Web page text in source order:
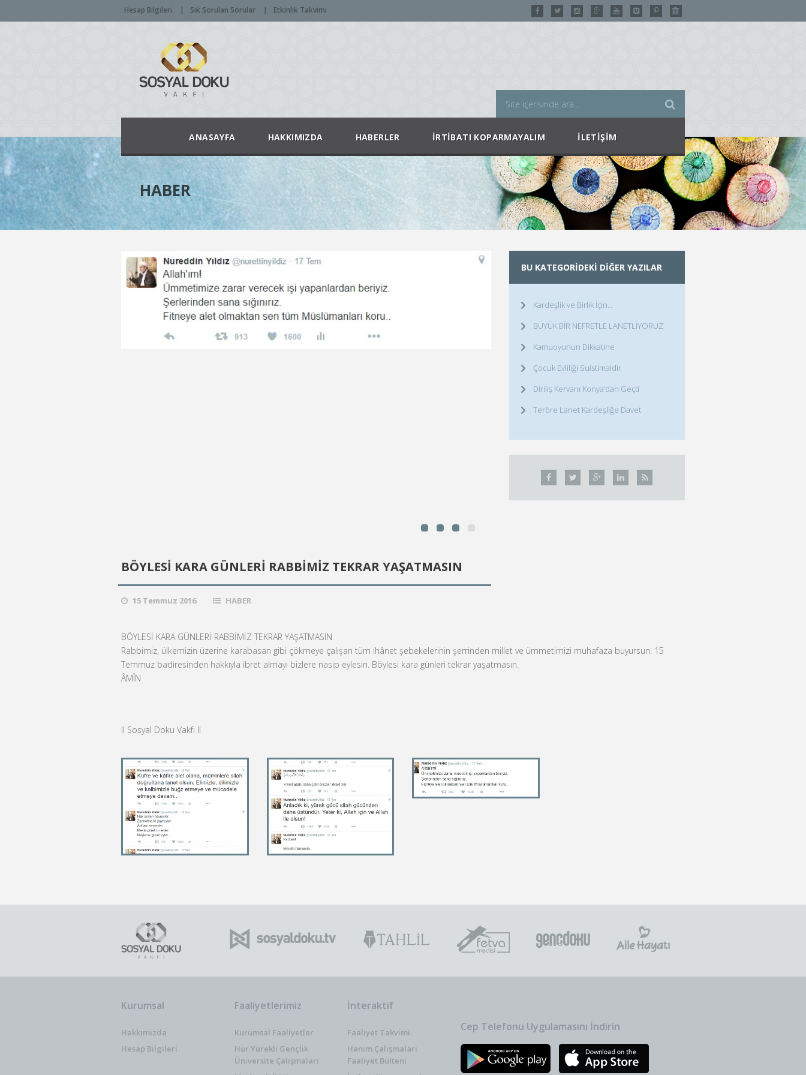
Hesap Bilgileri Sık Sorulan Sorular Etkinlik Takvimi
ANASAYFA HAKKIMIZDA HABERLER İRTIBATI KOPARMAYALIM İLETIŞIM
HABER
BÖYLESİ KARA GÜNLERİ RABBİMİZ TEKRAR YAŞATMASIN
15 Temmuz 2016 HABER
BU KATEGORIDEKI DIĞER YAZILAR
Kardeşlik ve Birlik İçin…
BÜYÜK BİR NEFRETLE LANETLİYORUZ
Kamuoyunun Dikkatine
Çocuk Evliliği Suistimaldir
Diriliş Kervanı Konya’dan Geçti
Teröre Lanet Kardeşliğe Davet
BÖYLESİ KARA GÜNLERİ RABBİMİZ TEKRAR YAŞATMASIN
Rabbimiz, ülkemizin üzerine karabasan gibi çökmeye çalışan tüm ihânet şebekelerinin şerrinden millet ve ümmetimizi muhafaza buyursun. 15
Temmuz badiresinden hakkıyla ibret almayı bizlere nasip eylesin. Böylesi kara günleri tekrar yaşatmasın.
ÂMÎN
ll Sosyal Doku Vakfı ll
Kurumsal
Hakkımızda
Hesap Bilgileri
Faaliyetlerimiz
Kurumsal Faaliyetler
Hür Yürekli Gençlik
Üniversite Çalışmaları
İnteraktif
Faaliyet Takvimi
Hanım Çalışmaları
Faaliyet Bülteni
Cep Telefonu Uygulamasını İndirin